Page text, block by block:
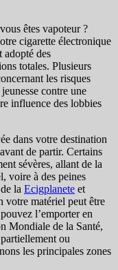
êtes vapoteur ?
cigarette électronique
adopté des
totales. Plusieurs
les risques
contre une
influence des lobbies
dans votre destination
de partir. Certains
sévères, allant de la
voire à des peines
la Ecigplanete et
votre matériel peut être
l’emporter en
Mondiale de la Santé,
ou
les principales zones